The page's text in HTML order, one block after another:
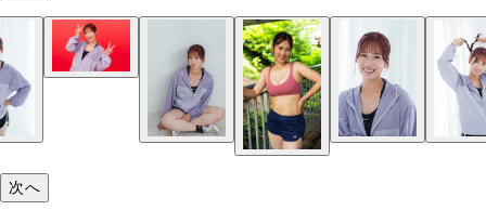
次へ